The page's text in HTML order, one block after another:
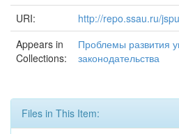
URI:
http://repo.ssau.ru/
Appears in
Collections:
Проблемы развития
законодательства
Files in This Item: